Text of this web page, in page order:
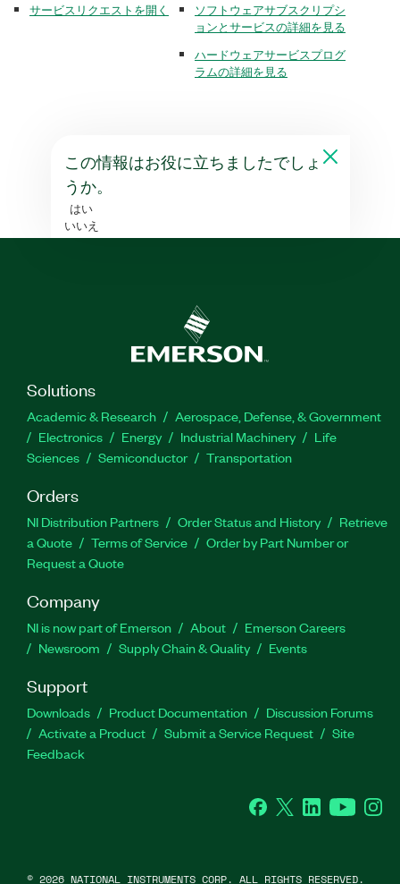
サービスリクエストを開く
ソフトウェアサブスクリプシ
ョンとサービスの詳細を見る
ハードウェアサービスプログ
ラムの詳細を見る
この情報はお役に立ちましたでしょ
うか。
はい
いいえ
Solutions
Academic & Research
Aerospace, Defense, & Government
Electronics
Energy Industrial Machinery
Life
Sciences
Semiconductor Transportation
Orders
NI Distribution Partners Order Status and History
Retrieve
a Quote
Terms of Service
Order by Part Number or
Request a Quote
Company
NI is now part of Emerson About
Emerson Careers
Newsroom
Supply Chain & Quality Events
Support
Downloads Product Documentation
Discussion Forums
Activate a Product
Submit a Service Request
Site
Feedback
Facebook
Twitter LinkedInYouTube
© 2026 NATIONAL INSTRUMENTS CORP. ALL RIGHTS RESERVED.